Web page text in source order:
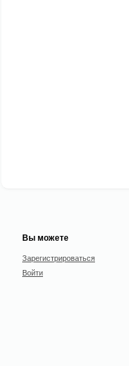
Вы можете
Зарегистрироваться
Войти